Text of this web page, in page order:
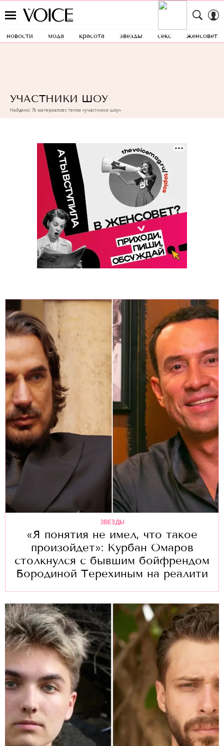
новости мода красота звезды секс женсовет
УЧАСТНИКИ ШОУ
Найдено: 76 материалов с тегом «участники шоу»
ЗВЕЗДЫ
«Я понятия не имел, что такое
произойдет»: Курбан Омаров
столкнулся с бывшим бойфрендом
Бородиной Терехиным на реалити